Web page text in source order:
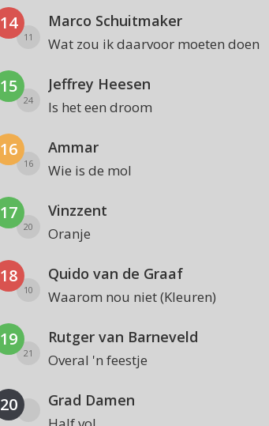
14
11
Marco Schuitmaker
Wat zou ik daarvoor moeten doen
15
24
Jeffrey Heesen
Is het een droom
16
16
Ammar
Wie is de mol
17
20
Vinzzent
Oranje
18
10
Quido van de Graaf
Waarom nou niet (Kleuren)
19
21
Rutger van Barneveld
Overal 'n feestje
20 Grad Damen